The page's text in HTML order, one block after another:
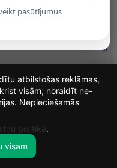
0
Savienotājs, Balts
(OPTONICA 5158)
2.60€
pasūtījumus
52
atbilstošas reklāmas,
visām, noraidīt ne-
Nepieciešamās
politikā.
visam